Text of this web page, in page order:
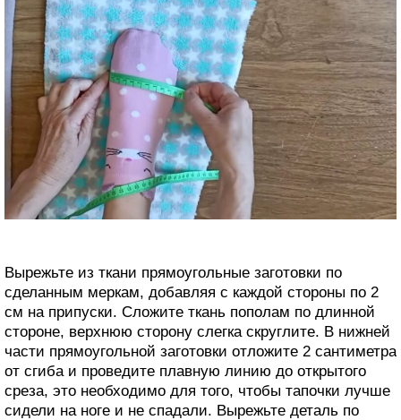
Вырежьте из ткани прямоугольные заготовки по
сделанным меркам, добавляя с каждой стороны по 2
см на припуски. Сложите ткань пополам по длинной
стороне, верхнюю сторону слегка скруглите. В нижней
части прямоугольной заготовки отложите 2 сантиметра
от сгиба и проведите плавную линию до открытого
среза, это необходимо для того, чтобы тапочки лучше
сидели на ноге и не спадали. Вырежьте деталь по